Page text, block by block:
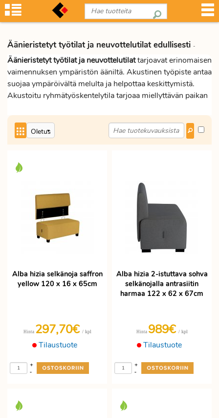
Äänieristetyt työtilat ja neuvottelutilat edullisesti -
Äänieristetyt työtilat ja neuvottelutilattarjoavat erinomaisen
vaimennuksen ympäristön ääniltä. Akustinen työpiste antaa
suojaa ympäröivältä melulta ja helpottaa keskittymistä.
Akustoitu ryhmätyöskentelytila tarjoaa miellyttävän paikan
Alba hizia selkänoja saffron
yellow 120 x 16 x 65cm
Tilaustuote
Hinta 297,70€ / kpl
-
+
Alba hizia 2-istuttava sohva
selkänojalla antrasiitin
harmaa 122 x 62 x 67cm
Tilaustuote
Hinta 989€ / kpl
-
+